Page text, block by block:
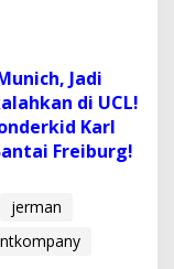
Jadi
di UCL!
Karl
Freiburg!
jerman